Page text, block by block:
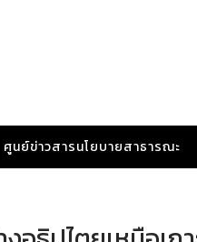
ศูนย์ข่าวสารนโยบายสาธารณะ